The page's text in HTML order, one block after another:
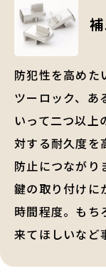
防犯性を高めた
ツーロック、あ
いって二つ以上
対する耐久度を
防止につながり
鍵の取り付けに
時間程度。もち
来てほしいなど